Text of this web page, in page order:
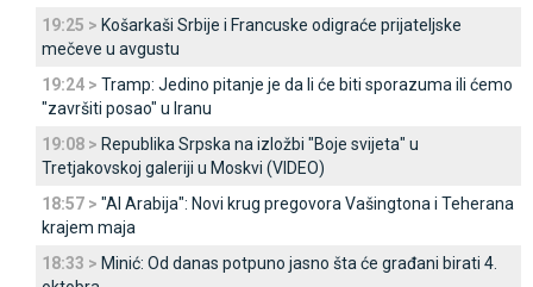
19:25 > Košarkaši Srbije i Francuske odigraće prijateljske
mečeve u avgustu
19:24 > Tramp: Јedino pitanje je da li će biti sporazuma ili ćemo
"završiti posao" u Iranu
19:08 > Republika Srpska na izložbi "Boje svijeta" u
Tretjakovskoj galeriji u Moskvi (VIDEO)
18:57 > "Al Arabija": Novi krug pregovora Vašingtona i Teherana
krajem maja
18:33 > Minić: Od danas potpuno jasno šta će građani birati 4.